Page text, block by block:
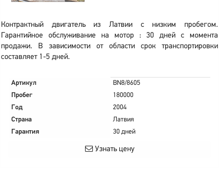
Контрактный двигатель из Латвии с низким пробегом.
Гарантийное обслуживание на мотор : 30 дней с момента
продажи. В зависимости от области срок транспортировки
составляет 1-5 дней.
Артикул
BN8/8605
Пробег
180000
Год
2004
Страна
Латвия
Гарантия
30 дней
Узнать цену